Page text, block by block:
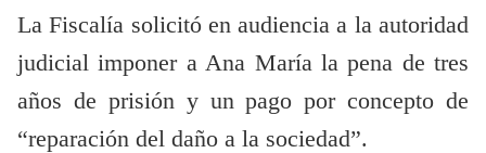
La Fiscalía solicitó en audiencia a la autoridad
judicial imponer a Ana María la pena de tres
años de prisión y un pago por concepto de
“reparación del daño a la sociedad”.